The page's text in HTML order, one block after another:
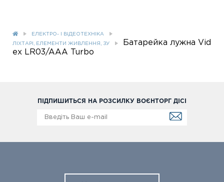
ЕЛЕКТРО- І ВІДЕОТЕХНІКА
ЛІХТАРІ, ЕЛЕМЕНТИ ЖИВЛЕННЯ, ЗУ
Батарейка лужна Vid
ex LR03/AAA Turbo
ПІДПИШИТЬСЯ НА РОЗСИЛКУ ВОЄНТОРГ ДІСІ